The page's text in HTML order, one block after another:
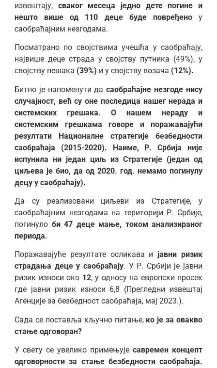
извештају, сваког месеца једно дете погине и
нешто више од 110 деце буде повређеноу
саобраћајним незгодама.
Посматрано по својствима учешћа у саобраћају,
највише деце страда у својству путника (49%), у
својству пешака (39%) и у својству возача (12%).
Битно је напоменути дасаобраћајне незгоде нису
случајност, већ су оне последица нашег нерада и
системских грешака. О нашем нераду и
системским грешкама говоре и поражавајући
резултати Националне стратегије безбедности
саобраћаја (2015-2020). Наиме, Р. Србија није
испунила ни један циљ из Стратегије (један од
циљева је био, да од 2020. год. немамо погинулу
децу у саобраћају).
Да су реализовани циљеви из Стратегије, у
саобраћајним незгодама на територији Р. Србије,
погинуло би 47 деце мање, током анализираног
периода.
Поражавајуће резултате осликава и јавни ризик
страдања деце у саобраћају. У Р. Србији је јавни
ризик износи око 12, у односу на европски просек
где јавни ризик износи 6,8 (Прегледни извештај
Агенције за безбедност саобраћаја, мај 2023.).
Сада се поставља кључно питање, ко је за овакво
стање одговоран?
У свету се увелико примењује савремен концепт
одговорности за стање безбедности саобраћаја.